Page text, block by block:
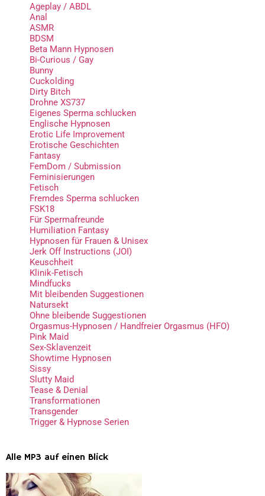
Ageplay / ABDL
Anal
ASMR
BDSM
Beta Mann Hypnosen
Bi-Curious / Gay
Bunny
Cuckolding
Dirty Bitch
Drohne XS737
Eigenes Sperma schlucken
Englische Hypnosen
Erotic Life Improvement
Erotische Geschichten
Fantasy
FemDom / Submission
Feminisierungen
Fetisch
Fremdes Sperma schlucken
FSK18
Für Spermafreunde
Humiliation Fantasy
Hypnosen für Frauen & Unisex
Jerk Off Instructions (JOI)
Keuschheit
Klinik-Fetisch
Mindfucks
Mit bleibenden Suggestionen
Natursekt
Ohne bleibende Suggestionen
Orgasmus-Hypnosen / Handfreier Orgasmus (HFO)
Pink Maid
Sex-Sklavenzeit
Showtime Hypnosen
Sissy
Slutty Maid
Tease & Denial
Transformationen
Transgender
Trigger & Hypnose Serien
Alle MP3 auf einen Blick